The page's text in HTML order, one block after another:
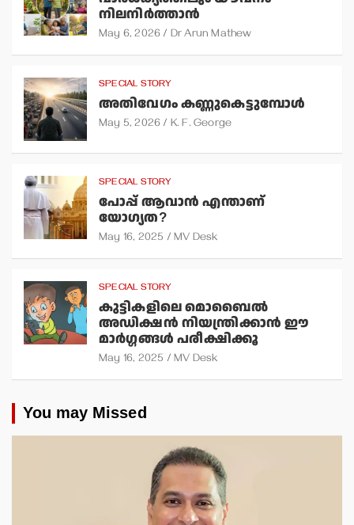
നിലനിര്‍ത്താന്‍
May 6, 2026 Dr Arun Mathew
SPECIAL STORY
അതിവേഗം കണ്ണുകെട്ടുമ്പോള്‍
May 5, 2026 K. F. George
SPECIAL STORY
പോപ്പ് ആവാന്‍ എന്താണ്
യോഗ്യത?
May 16, 2025 MV Desk
SPECIAL STORY
കുട്ടികളിലെ മൊബൈല്‍
അഡിക്ഷന്‍ നിയന്ത്രിക്കാന്‍ ഈ
മാര്‍ഗ്ഗങ്ങള്‍ പരീക്ഷിക്കൂ
May 16, 2025 MV Desk
You may Missed